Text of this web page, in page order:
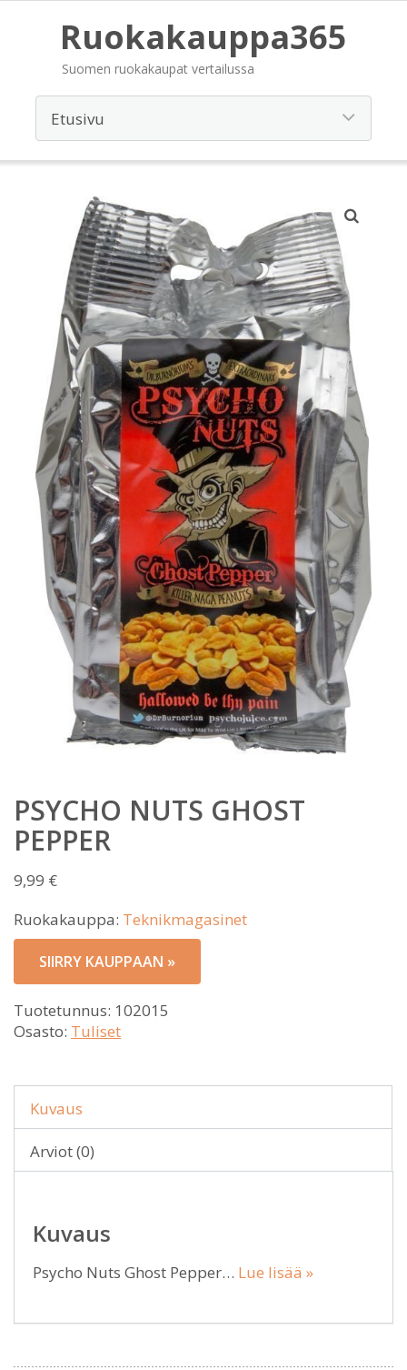
Ruokakauppa365
Suomen ruokakaupat vertailussa
PSYCHO NUTS GHOST
PEPPER
9,99 €
Ruokakauppa: Teknikmagasinet
SIIRRY KAUPPAAN »
Tuotetunnus: 102015
Osasto: Tuliset
Kuvaus
Arviot (0)
Kuvaus
Psycho Nuts Ghost Pepper… Lue lisää »